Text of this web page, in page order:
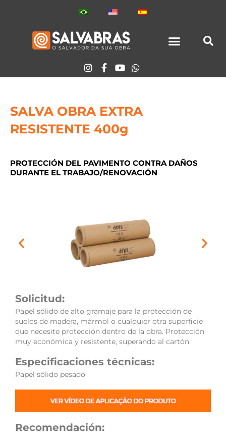
SALVA OBRA EXTRA
RESISTENTE 400g
PROTECCIÓN DEL PAVIMENTO CONTRA DAÑOS
DURANTE EL TRABAJO/RENOVACIÓN
Solicitud:
Papel sólido de alto gramaje para la protección de
suelos de madera, mármol o cualquier otra superficie
que necesite protección dentro de la obra. Protección
muy económica y resistente, superando al cartón.
Especificaciones técnicas:
Papel sólido pesado
Recomendación: